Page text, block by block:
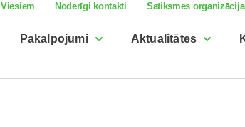
Viesiem Noderīgi kontakti Satiksmes
Pakalpojumi Aktualitātes